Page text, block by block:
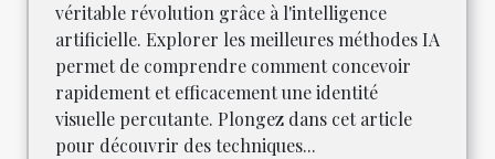
véritable révolution grâce à l'intelligence
artificielle. Explorer les meilleures méthodes IA
permet de comprendre comment concevoir
rapidement et efficacement une identité
visuelle percutante. Plongez dans cet article
pour découvrir des techniques...